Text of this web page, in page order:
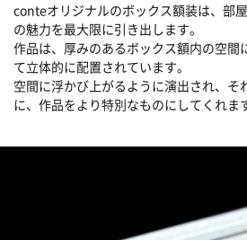
conteオリジナルのボックス額装は、部
の魅力を最大限に引き出します。
作品は、厚みのあるボックス額内の空間
て立体的に配置されています。
空間に浮かび上がるように演出され、そ
に、作品をより特別なものにしてくれま